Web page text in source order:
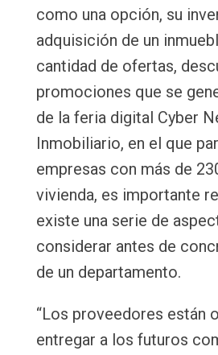
como una opción, su
adquisición de un
cantidad de ofertas,
promociones que se
de la feria digital Cyber
Inmobiliario, en el que
empresas con más de
vivienda, es importante
existe una serie de
considerar antes de
de un departamento.
“Los proveedores están
entregar a los futuros